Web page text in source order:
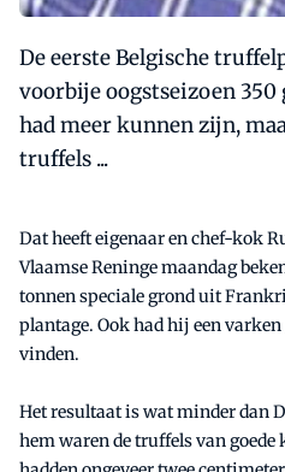
De eerste Belgische
voorbije oogstseizoen
had meer kunnen zijn,
truffels ...
Dat heeft eigenaar en chef-kok
Vlaamse Reninge maandag
tonnen speciale grond uit
plantage. Ook had hij een
vinden.
Het resultaat is wat minder dan
hem waren de truffels van